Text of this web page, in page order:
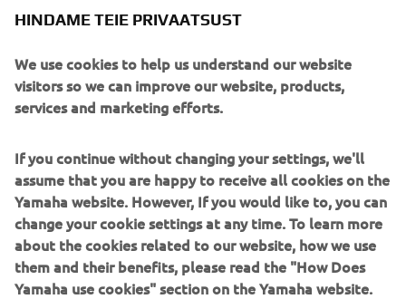
kes on registreerunud 2026. aasta YZ BLU CRU Cupile.
Kohti on piiratud arv ja laagri kohta jagatakse täiendavat
infot kuupäeva lähenedes. Laager on tasuta, välja arvatud
kütus, toitlustus, varuosad ja muud isiklikud reisikulud.
HINDAME TEIE PRIVAATSUST
We use cookies to help us understand our website
visitors so we can improve our website, products,
services and marketing efforts.
If you continue without changing your settings, we'll
assume that you are happy to receive all cookies on the
Yamaha website. However, If you would like to, you can
change your cookie settings at any time. To learn more
about the cookies related to our website, how we use
them and their benefits, please read the "How Does
Yamaha use cookies" section on the Yamaha website.